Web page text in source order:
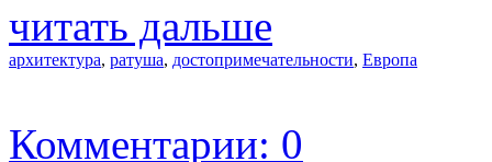
читать дальше
архитектура, ратуша, достопримечательности, Европа
Комментарии: 0